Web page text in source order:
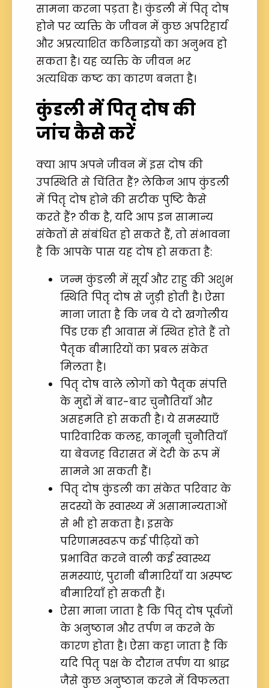
सामना करना पड़ता है। कुंडली में पितृ दोष
होने पर व्यक्ति के जीवन में कुछ अपरिहार्य
और अप्रत्याशित कठिनाइयों का अनुभव हो
सकता है। यह व्यक्ति के जीवन भर
अत्यधिक कष्ट का कारण बनता है।
कुंडली में पितृ दोष की
जांच कैसे करें
क्या आप अपने जीवन में इस दोष की
उपस्थिति से चिंतित हैं? लेकिन आप कुंडली
में पितृ दोष होने की सटीक पुष्टि कैसे
करते हैं? ठीक है, यदि आप इन सामान्य
संकेतों से संबंधित हो सकते हैं, तो संभावना
है कि आपके पास यह दोष हो सकता है:
जन्म कुंडली में सूर्य और राहु की अशुभ
स्थिति पितृ दोष से जुड़ी होती है। ऐसा
माना जाता है कि जब ये दो खगोलीय
पिंड एक ही आवास में स्थित होते हैं तो
पैतृक बीमारियों का प्रबल संकेत
मिलता है।
पितृ दोष वाले लोगों को पैतृक संपत्ति
के मुद्दों में बार-बार चुनौतियाँ और
असहमति हो सकती है। ये समस्याएँ
पारिवारिक कलह, कानूनी चुनौतियाँ
या बेवजह विरासत में देरी के रूप में
सामने आ सकती हैं।
पितृ दोष कुंडली का संकेत परिवार के
सदस्यों के स्वास्थ्य में असामान्यताओं
से भी हो सकता है। इसके
परिणामस्वरूप कई पीढ़ियों को
प्रभावित करने वाली कई स्वास्थ्य
समस्याएं, पुरानी बीमारियाँ या अस्पष्ट
बीमारियाँ हो सकती हैं।
ऐसा माना जाता है कि पितृ दोष पूर्वजों
के अनुष्ठान और तर्पण न करने के
कारण होता है। ऐसा कहा जाता है कि
यदि पितृ पक्ष के दौरान तर्पण या श्राद्ध
जैसे कुछ अनुष्ठान करने में विफलता